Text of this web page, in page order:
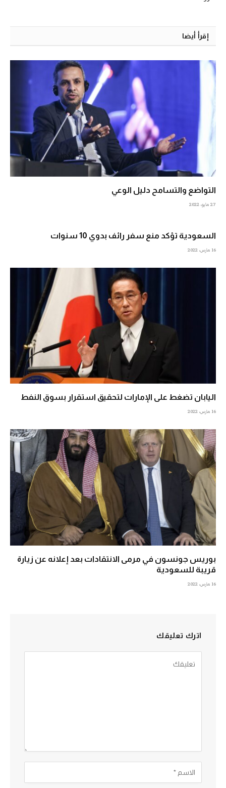
إقرأ أيضا
التواضع والتسامح دليل الوعي
27 مايو، 2022
السعودية تؤكد منع سفر رائف بدوي 10 سنوات
16 مارس، 2022
اليابان تضغط على الإمارات لتحقيق استقرار بسوق النفط
16 مارس، 2022
بوريس جونسون في مرمى الانتقادات بعد إعلانه عن زيارة
قريبة للسعودية
16 مارس، 2022
اترك تعليقك